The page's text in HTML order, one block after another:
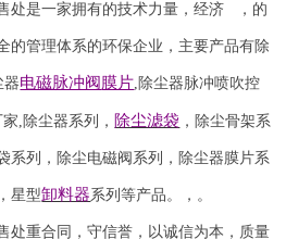
处是一家拥有的技术力量，经济 ，的
的管理体系的环保企业，主要产品有除
器电磁脉冲阀膜片, 除尘器脉冲喷吹控
家, 除尘器系列， 除尘滤袋 ，除尘骨架系
系列，除尘电磁阀系列，除尘器膜片系
星型卸料器系列等产品。，。
处重合同，守信誉，以诚信为本，质量